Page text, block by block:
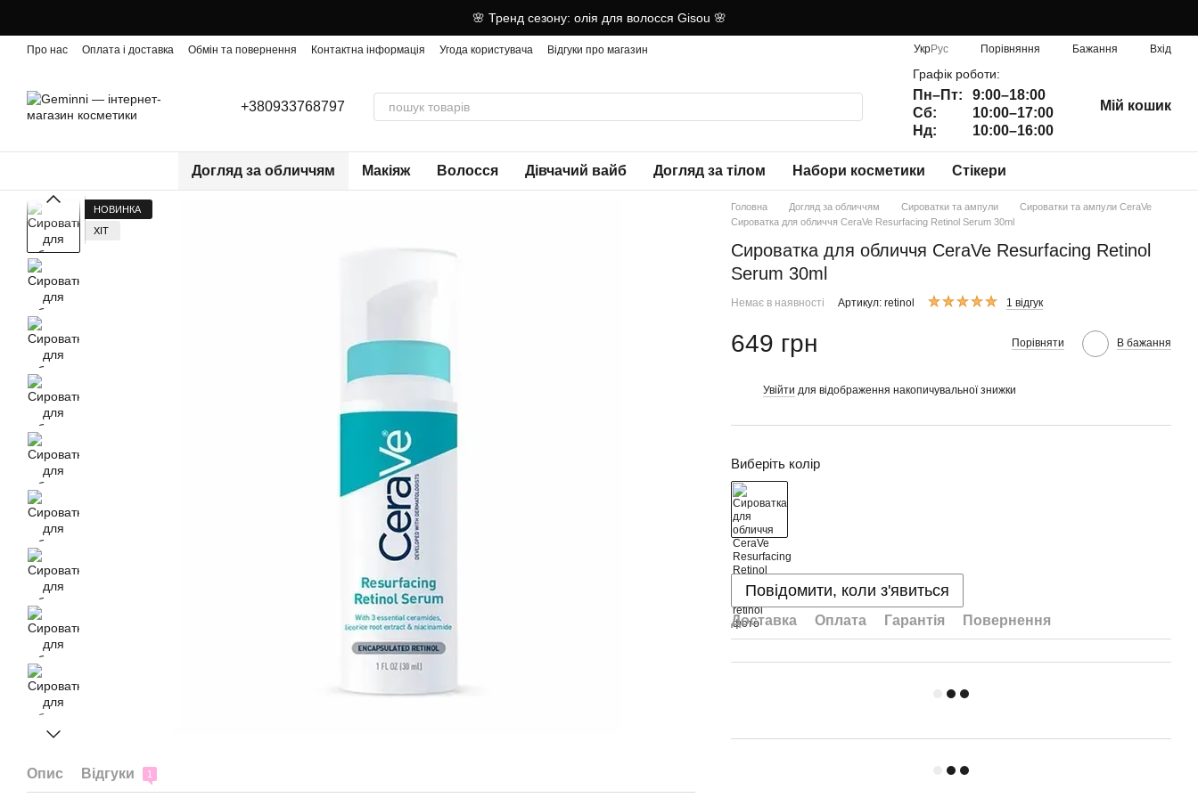
🌸 Тренд сезону: олія для волосся Gisou 🌸
Про нас Оплата і доставка Обмін та повернення Контактна інформація Угода користувача Відгуки про магазин УкрРус Порівняння Бажання Вхід
+380933768797
Графік роботи:
Пн–Пт:
9:00–18:00
Сб:
10:00–17:00
Нд:
10:00–16:00
Мій кошик
Догляд за обличчям Макіяж Волосся Дівчачий вайб Догляд за тілом Набори косметики Стікери
НОВИНКА
ХІТ
Опис Відгуки 1
Головна Догляд за обличчям Сироватки та ампули
Сироватки та ампули CeraVe
Сироватка для обличчя CeraVe Resurfacing Retinol Serum 30ml
Сироватка для обличчя CeraVe Resurfacing Retinol
Serum 30ml
Немає в наявності Артикул: retinol 1 відгук
649 грн Порівняти В бажання
Увійти для відображення накопичувальної знижки
Виберіть колір
Повідомити, коли з'явиться
Доставка Оплата Гарантія Повернення